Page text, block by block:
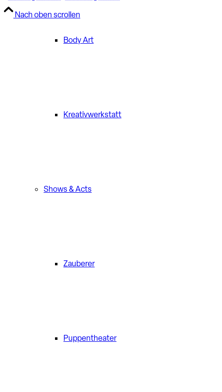
Body Art
Kreativwerkstatt
Shows & Acts
Zauberer
Puppentheater
Nach oben scrollen